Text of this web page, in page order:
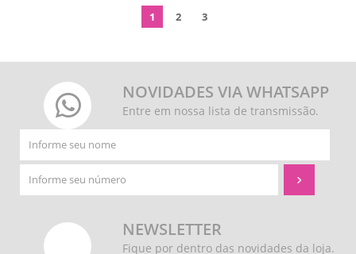
1 2 3
NOVIDADES VIA WHATSAPP
Entre em nossa lista de transmissão.
NEWSLETTER
Fique por dentro das novidades da loja.